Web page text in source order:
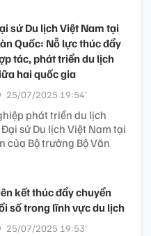
sứ Du lịch Việt Nam tại
Quốc: Nỗ lực thúc đẩy
tác, phát triển du lịch
hai quốc gia
25/07/2025 19:54’
phát triển du lịch
sứ Du lịch Việt Nam tại
của Bộ trưởng Bộ Văn
kết thúc đẩy chuyển
số trong lĩnh vực du lịch
25/07/2025 19:53’